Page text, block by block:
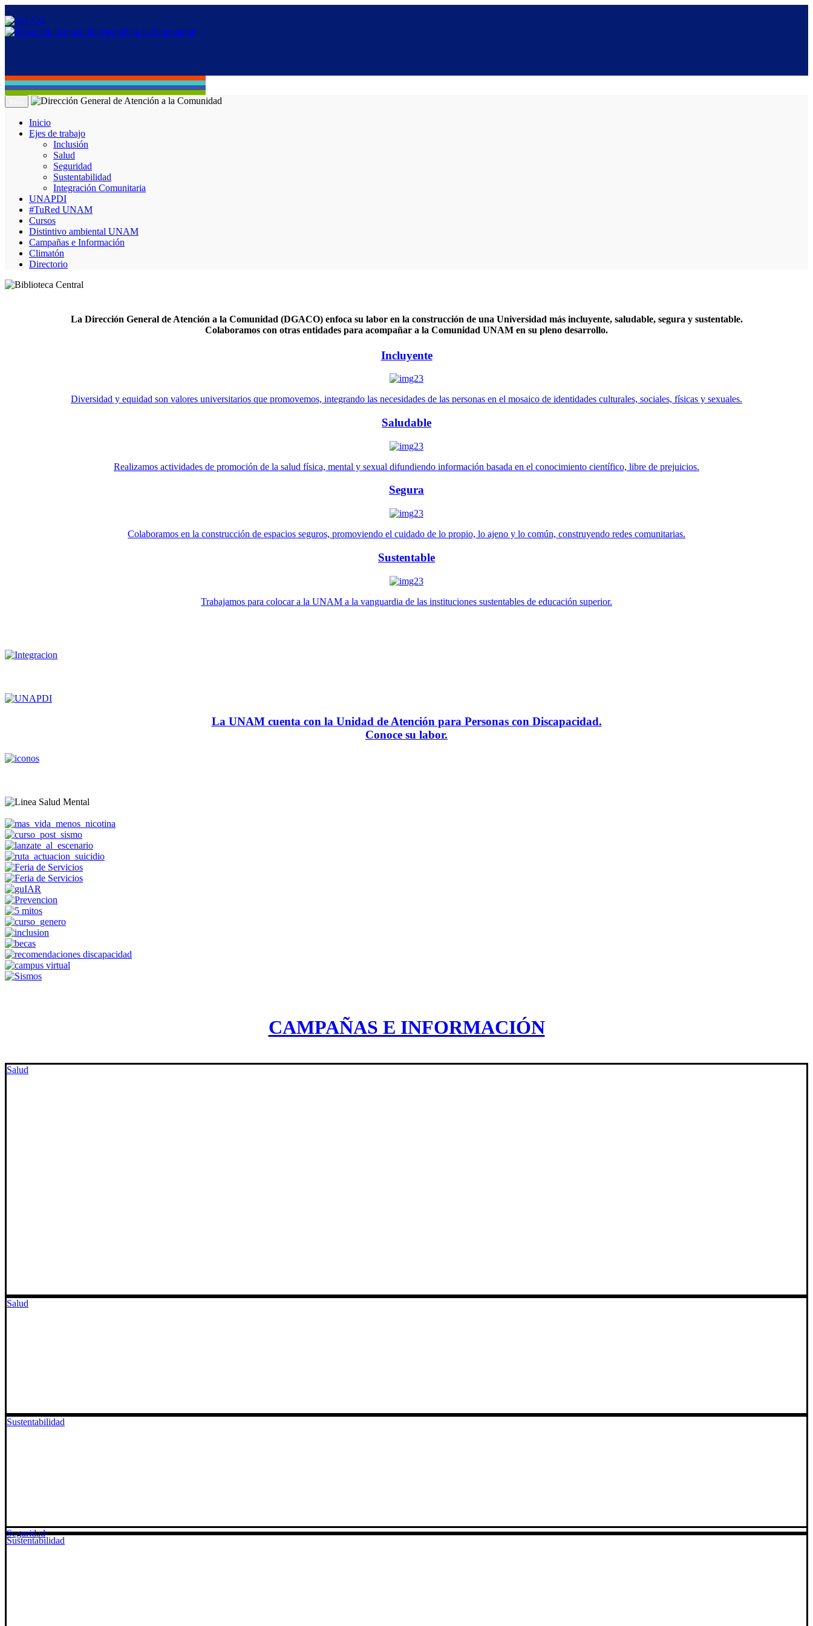
Inicio
Ejes de trabajo
Inclusión
Salud
Seguridad
Sustentabilidad
Integración Comunitaria
UNAPDI
#TuRed UNAM
Cursos
Distintivo ambiental UNAM
Campañas e Información
Climatón
Directorio
La Dirección General de Atención a la Comunidad (DGACO) enfoca su labor en la construcción de una Universidad más incluyente, saludable, segura y sustentable.
Colaboramos con otras entidades para acompañar a la Comunidad UNAM en su pleno desarrollo.
Incluyente
Diversidad y equidad son valores universitarios que promovemos, integrando las necesidades de las personas en el mosaico de identidades culturales, sociales, físicas y sexuales.
Saludable
Realizamos actividades de promoción de la salud física, mental y sexual difundiendo información basada en el conocimiento científico, libre de prejuicios.
Segura
Colaboramos en la construcción de espacios seguros, promoviendo el cuidado de lo propio, lo ajeno y lo común, construyendo redes comunitarias.
Sustentable
Trabajamos para colocar a la UNAM a la vanguardia de las instituciones sustentables de educación superior.
La UNAM cuenta con la Unidad de Atención para Personas con Discapacidad.
Conoce su labor.
CAMPAÑAS E INFORMACIÓN
Salud
Salud
Sustentabilidad
Sustentabilidad
Seguridad